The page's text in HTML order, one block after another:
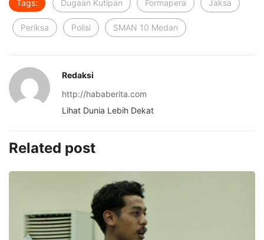
Tags: Dugaan Kutipan Formapera Jaksa
Periksa Polisi SMAN 10 Medan
Redaksi
http://hababerita.com
Lihat Dunia Lebih Dekat
Related post